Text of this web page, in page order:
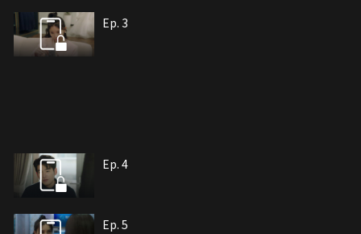
Ep. 3
Ep. 4
Ep. 5